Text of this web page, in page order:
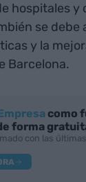
hospitales y
se debe
y la
Barcelona.
como
forma
con las